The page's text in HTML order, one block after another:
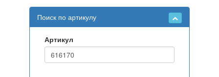
Поиск по артикулу
Артикул